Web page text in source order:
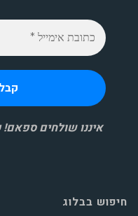
איננו שולחים ספאם!
חיפוש בבלוג